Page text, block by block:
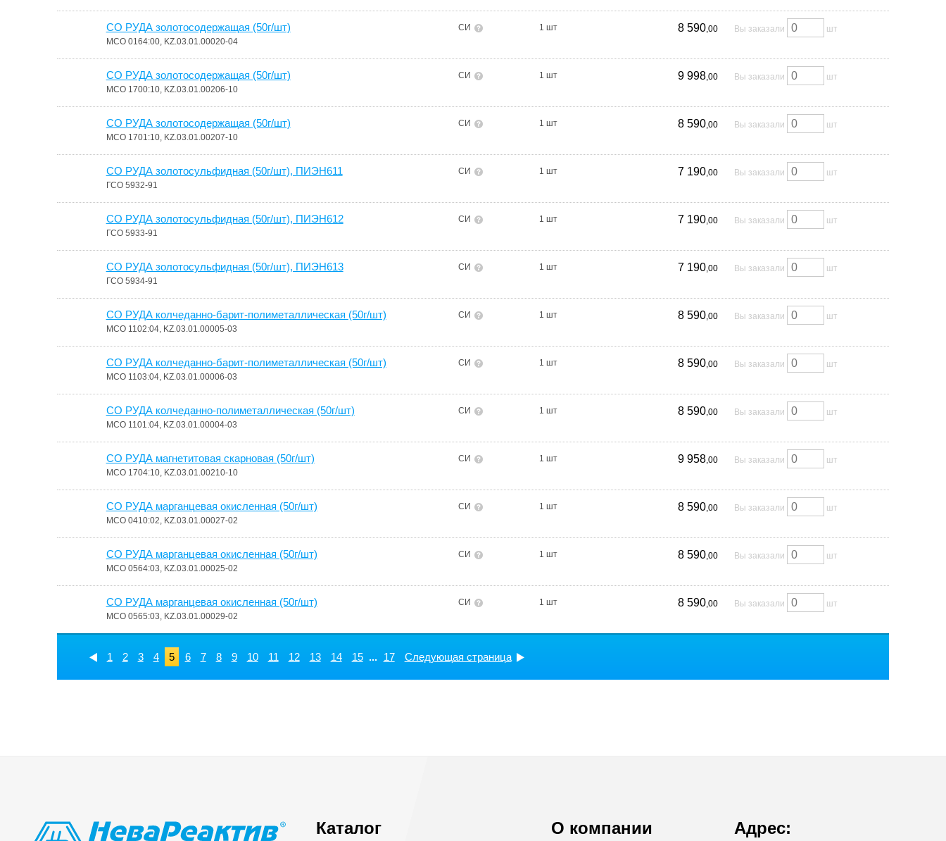
СО РУДА золотосодержащая (50г/шт)
МСО 0164:00, KZ.03.01.00020-04
СИ 1 шт 8 590,00 Вы заказали шт
СО РУДА золотосодержащая (50г/шт)
МСО 1700:10, KZ.03.01.00206-10
СИ 1 шт 9 998,00 Вы заказали шт
СО РУДА золотосодержащая (50г/шт)
МСО 1701:10, KZ.03.01.00207-10
СИ 1 шт 8 590,00 Вы заказали шт
СО РУДА золотосульфидная (50г/шт), ПИЭН611
ГСО 5932-91
СИ 1 шт 7 190,00 Вы заказали шт
СО РУДА золотосульфидная (50г/шт), ПИЭН612
ГСО 5933-91
СИ 1 шт 7 190,00 Вы заказали шт
СО РУДА золотосульфидная (50г/шт), ПИЭН613
ГСО 5934-91
СИ 1 шт 7 190,00 Вы заказали шт
СО РУДА колчеданно-барит-полиметаллическая (50г/шт)
МСО 1102:04, KZ.03.01.00005-03
СИ 1 шт 8 590,00 Вы заказали шт
СО РУДА колчеданно-барит-полиметаллическая (50г/шт)
МСО 1103:04, KZ.03.01.00006-03
СИ 1 шт 8 590,00 Вы заказали шт
СО РУДА колчеданно-полиметаллическая (50г/шт)
МСО 1101:04, KZ.03.01.00004-03
СИ 1 шт 8 590,00 Вы заказали шт
СО РУДА магнетитовая скарновая (50г/шт)
МСО 1704:10, KZ.03.01.00210-10
СИ 1 шт 9 958,00 Вы заказали шт
СО РУДА марганцевая окисленная (50г/шт)
МСО 0410:02, KZ.03.01.00027-02
СИ 1 шт 8 590,00 Вы заказали шт
СО РУДА марганцевая окисленная (50г/шт)
МСО 0564:03, KZ.03.01.00025-02
СИ 1 шт 8 590,00 Вы заказали шт
СО РУДА марганцевая окисленная (50г/шт)
МСО 0565:03, KZ.03.01.00029-02
СИ 1 шт 8 590,00 Вы заказали шт
1 2 3 4 5 6 7 8 9 10 11 12 13 14 15 ... 17 Следующая страница
Каталог О компании Адрес: